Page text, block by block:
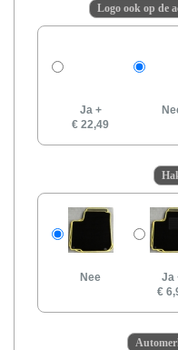
Logo ook op de
Ja +
€ 22,49
Nee Ja
€